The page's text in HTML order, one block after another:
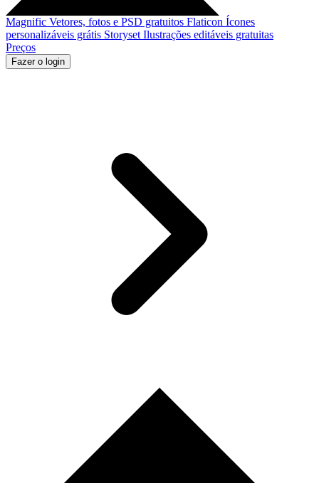
Magnific Vetores, fotos e PSD gratuitos Flaticon Ícones
personalizáveis grátis Storyset Ilustrações editáveis gratuitas
Preços
Fazer o login